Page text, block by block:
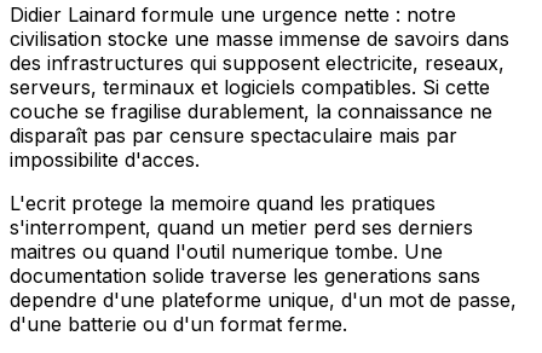
Didier Lainard formule une urgence nette : notre
civilisation stocke une masse immense de savoirs dans
des infrastructures qui supposent electricite, reseaux,
serveurs, terminaux et logiciels compatibles. Si cette
couche se fragilise durablement, la connaissance ne
disparaît pas par censure spectaculaire mais par
impossibilite d'acces.
L'ecrit protege la memoire quand les pratiques
s'interrompent, quand un metier perd ses derniers
maitres ou quand l'outil numerique tombe. Une
documentation solide traverse les generations sans
dependre d'une plateforme unique, d'un mot de passe,
d'une batterie ou d'un format ferme.